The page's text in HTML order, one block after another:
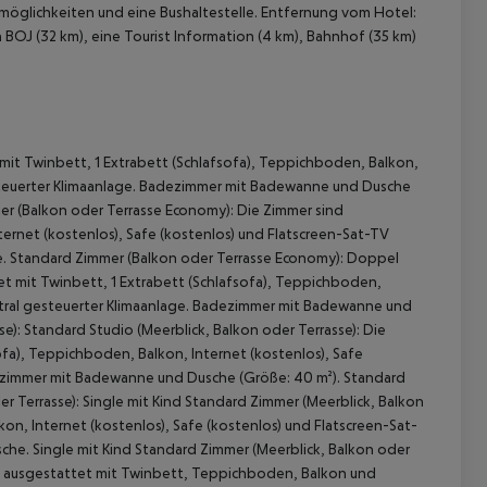
und eine Bushaltestelle. Entfernung vom Hotel:
(32 km), eine Tourist Information (4 km), Bahnhof (35 km)
Twinbett, 1 Extrabett (Schlafsofa), Teppichboden, Balkon,
Klimaanlage. Badezimmer mit Badewanne und Dusche
(Balkon oder Terrasse Economy): Die Zimmer sind
(kostenlos), Safe (kostenlos) und Flatscreen-Sat-TV
Zimmer (Balkon oder Terrasse Economy): Doppel
mit Twinbett, 1 Extrabett (Schlafsofa), Teppichboden,
gesteuerter Klimaanlage. Badezimmer mit Badewanne und
Standard Studio (Meerblick, Balkon oder Terrasse): Die
Teppichboden, Balkon, Internet (kostenlos), Safe
mit Badewanne und Dusche (Größe: 40 m²). Standard
Single mit Kind Standard Zimmer (Meerblick, Balkon
Internet (kostenlos), Safe (kostenlos) und Flatscreen-Sat-
Single mit Kind Standard Zimmer (Meerblick, Balkon oder
ausgestattet mit Twinbett, Teppichboden, Balkon und